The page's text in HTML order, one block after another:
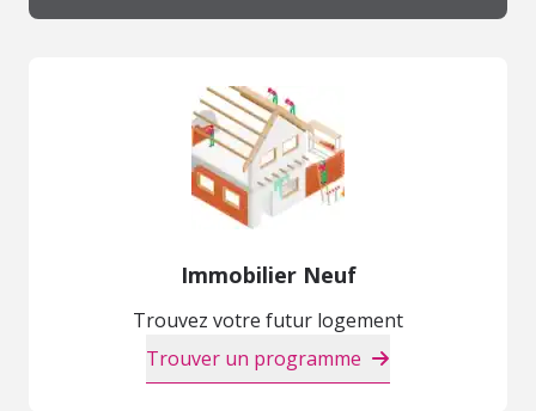
Immobilier Neuf
Trouvez votre futur logement
Trouver un programme